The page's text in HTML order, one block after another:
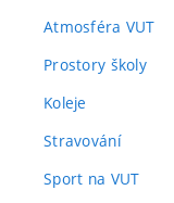
Atmosféra VUT
Prostory školy
Koleje
Stravování
Sport na VUT